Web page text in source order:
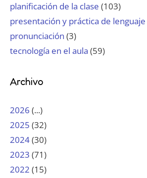
planificación de la clase (103)
presentación y práctica de lenguaje
pronunciación (3)
tecnología en el aula (59)
Archivo
2026 (...)
2025 (32)
2024(30)
2023 (71)
2022 (15)